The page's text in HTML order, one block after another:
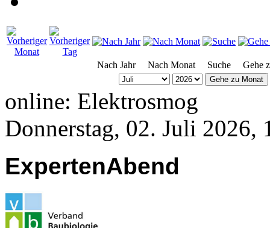
Nach Jahr Nach Monat Suche Gehe
Gehe zu Monat
online: Elektrosmog
Donnerstag, 02. Juli
ExpertenAbend